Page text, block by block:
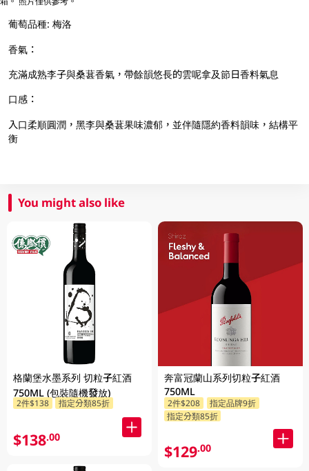
葡萄品種: 梅洛
香氣：
充滿成熟李子與桑葚香氣，帶餘韻悠長的雲呢拿及節日香料氣息
口感：
入口柔順圓潤，黑李與桑葚果味濃郁，並伴隨隱約香料韻味，結構平
衡
You might also like
格蘭堡水墨系列 切粒子紅酒
750ML (包裝隨機發放)
2件$138 指定分類85折
$138.00
奔富冠蘭山系列切粒子紅酒
750ML
2件$208
指定品牌9折
指定分類85折
$129.00